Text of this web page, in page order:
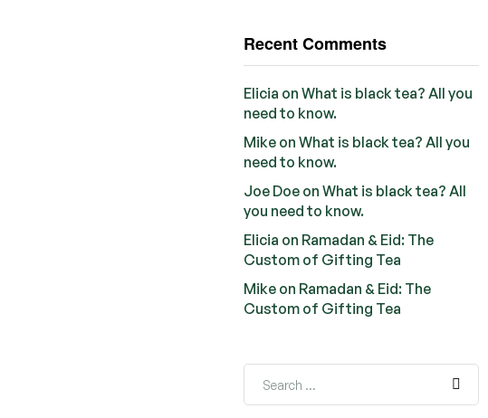
Recent Comments
Elicia on What is black tea? All you
need to know.
Mike on What is black tea? All you
need to know.
Joe Doe on What is black tea? All
you need to know.
Elicia on Ramadan & Eid: The
Custom of Gifting Tea
Mike on Ramadan & Eid: The
Custom of Gifting Tea